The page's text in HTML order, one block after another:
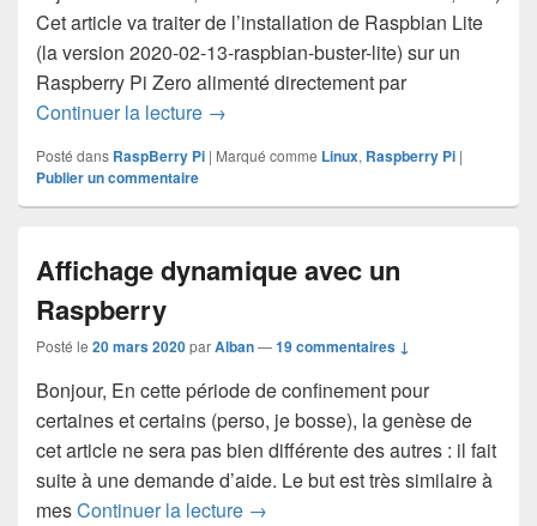
Cet article va traiter de l’installation de Raspbian Lite
(la version 2020-02-13-raspbian-buster-lite) sur un
Raspberry Pi Zero alimenté directement par
Continuer la lecture Installation de Raspbian Buster Lite
→
Posté dans RaspBerry Pi | Marqué comme Linux, Raspberry Pi |
Publier un commentaire
Affichage dynamique avec un
Raspberry
Posté le 20 mars 2020parAlban—19 commentaires ↓
Bonjour, En cette période de confinement pour
certaines et certains (perso, je bosse), la genèse de
cet article ne sera pas bien différente des autres : il fait
suite à une demande d’aide. Le but est très similaire à
mesContinuer la lecture Affichage dynamique avec un
→